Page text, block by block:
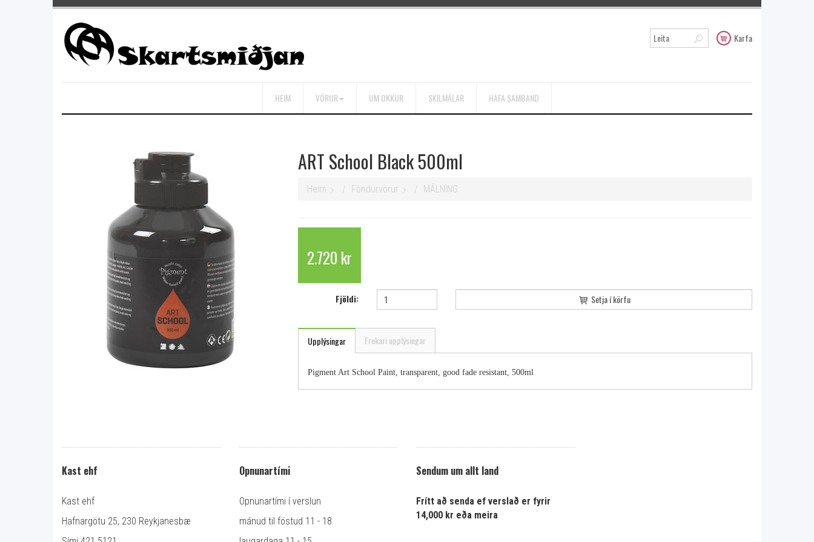
Karfa
HEIM VÖRUR UM OKKUR SKILMÁLAR HAFA SAMBAND
ART School Black 500ml
Heim Föndurvörur MÁLNING
2.720 kr
Fjöldi: Setja í körfu
Upplýsingar Frekari upplýsingar
Pigment Art School Paint, transparent, good fade resistant, 500ml
Kast ehf
Kast ehf
Hafnargötu 25, 230 Reykjanesbæ
Opnunartími
Opnunartími í verslun
mánud til föstud 11 - 18
Sendum um allt land
Frítt að senda ef verslað er fyrir
14,000 kr eða meira